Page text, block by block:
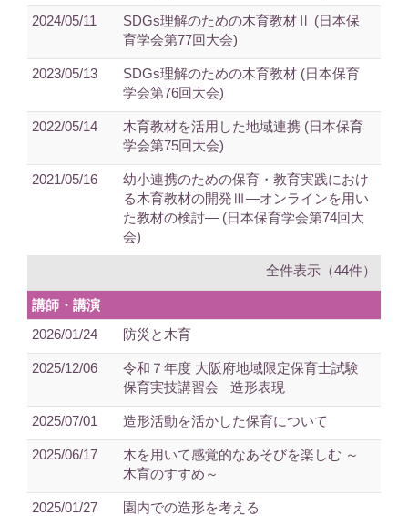
2024/05/11
SDGs理解のための木育教材Ⅱ (日本保
育学会第77回大会)
2023/05/13
SDGs理解のための木育教材 (日本保育
学会第76回大会)
2022/05/14
木育教材を活用した地域連携 (日本保育
学会第75回大会)
2021/05/16
幼小連携のための保育・教育実践におけ
る木育教材の開発Ⅲ―オンラインを用い
た教材の検討― (日本保育学会第74回大
会)
全件表示（44件）
講師・講演
2026/01/24
防災と木育
2025/12/06
令和７年度 大阪府地域限定保育士試験
保育実技講習会 造形表現
2025/07/01 造形活動を活かした保育について
2025/06/17
木を用いて感覚的なあそびを楽しむ ～
木育のすすめ～
2025/01/27 園内での造形を考える